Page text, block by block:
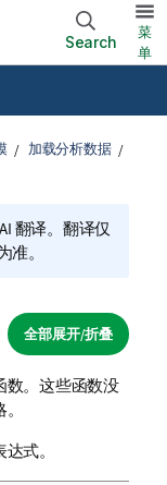
Search
菜
单
加载分析数据
翻译。翻译仅
。
全部展开/折叠
数。这些函数没
式。